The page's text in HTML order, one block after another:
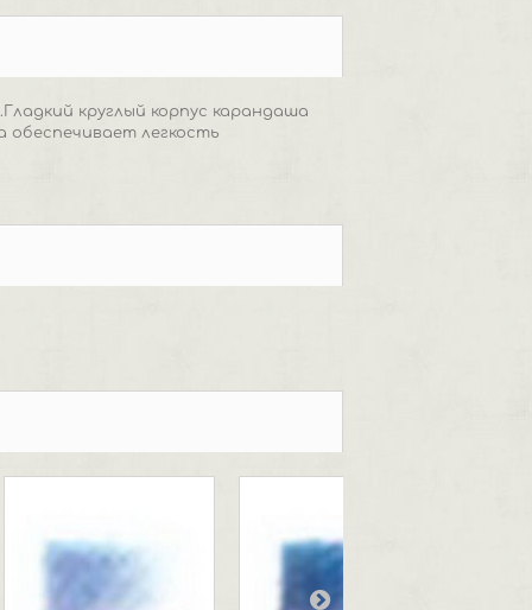
круглый корпус карандаша
обеспечивает легкость